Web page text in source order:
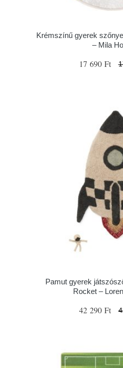
Krémszínű gyerek
– Mila
17 690 Ft
Pamut gyerek
Rocket –
42 290 Ft